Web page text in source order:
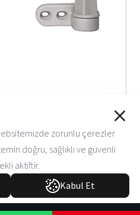
zorunlu çerezler
doğru, sağlıklı ve güvenli
aktiftir.
Kabul Et
İ-423-A02